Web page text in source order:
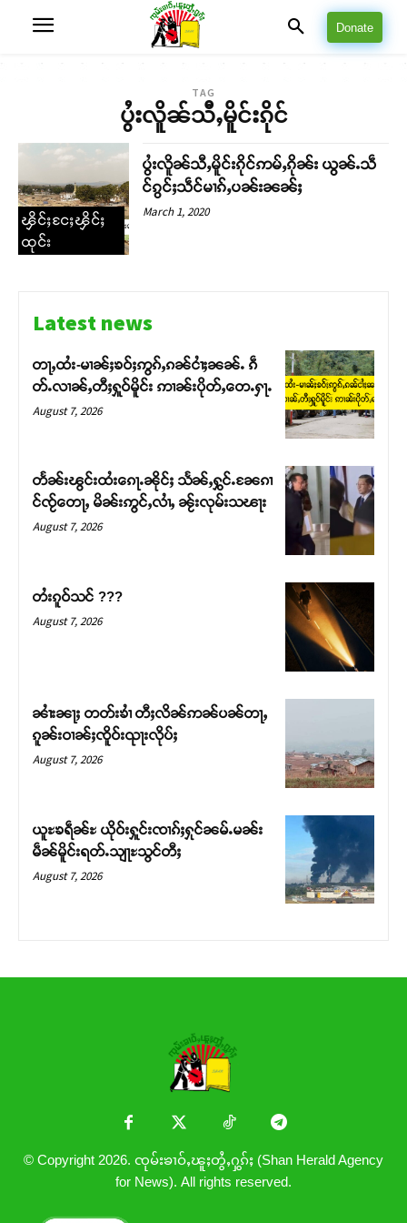
တႃႇႁႂ်ႈသဵင်ၵၢင်ၸႂ်ၵူၼ်းမိူင်း ၵူႈတီႈၵူႈလႅၼ်ပေႃးတေၸွ
တ်ႇ တူဝ်ႈလုမ်ႈၾႃႉၼၼ်ႉ ၶဝ်ႈႁူမ်ႈၵမ်ႉထႅမ် ၸုမ်းၶၢ
ဝ်ႇၽူႈတွႆႇႁွၵ်ႈ လႆႈယူႇၶႃႈဢေႃႈ။
Donate
TAG
ပွႆးလိူၼ်သီႇမိူင်းၵိုင်
ၾိင်ႈငႄႈၾိင်ႈ
ထုင်း
ပွႆးလိူၼ်သီႇမိူင်းၵိုင်ဢမ်ႇၵိုၼ်း ယွၼ်ႉသဵ
င်ၵွင်ႈသဵင်မၢၵ်ႇပၼ်းၼၼ်ႈ
March 1, 2020
Latest news
တႃႇထႆး-မၢၼ်ႈၶဝ်ႈဢွၵ်ႇၵၼ်ငၢႆႈၼၼ်ႉ ၵဵ
တ်ႉလၢၼ်ႇတီႈႁူဝ်မိူင်း ဢၢၼ်းပိုတ်ႇတေႉႁႃႉ
August 7, 2026
တႅၼ်းၽွင်းထႆးၵေႃႉၼိုင်ႈ သႅၼ်ႇႁွင်ႉၼႄၵၢ
င်ၸႂ်တေႃႇ မိၼ်းဢွင်ႇလၢႆႇ ၼႂ်းလုမ်းသၽႃး
August 7, 2026
တႆးၵူဝ်သင် ???
August 7, 2026
ၼၢႆးၼႃႈ တတ်းၶၢႆ တီႈလိၼ်ဢၼ်ပၼ်တႃႇ
ၵူၼ်းဝၢၼ်ႈၸိူဝ်းၺႃးလိုပ်ႈ
August 7, 2026
ယူႊၶရဵၼ်ႊ ယိုဝ်းႁူင်းၸၢၵ်ႈႁုင်ၼမ်ႉမၼ်း
မဵၼ်မိူင်းရတ်ႉသျႃႊသွင်တီႈ
August 7, 2026
© Copyright 2026. ၸုမ်းၶၢဝ်ႇၽူႈတွႆႇႁွၵ်ႈ (Shan Herald Agency
for News). All rights reserved.